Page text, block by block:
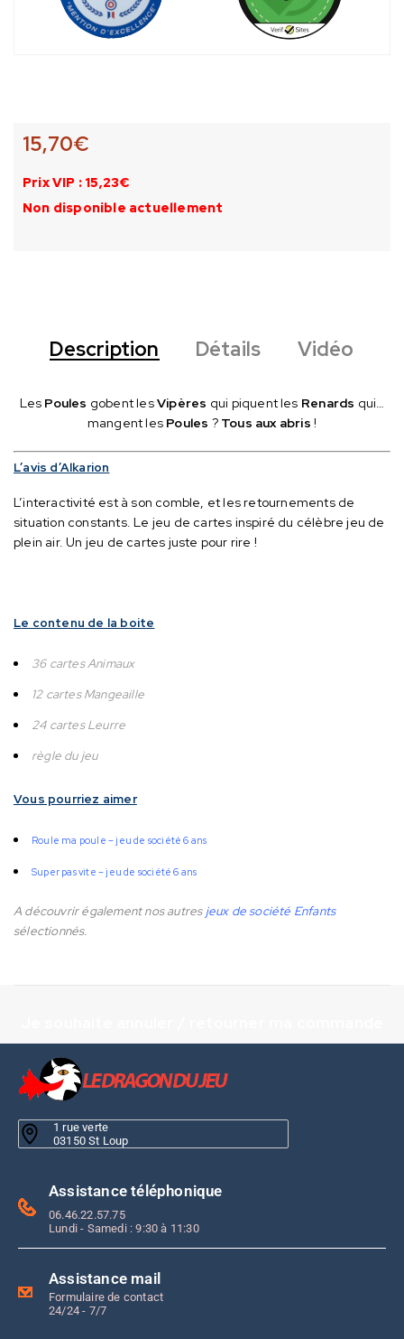
15,70€
Prix VIP : 15,23€
Non disponible actuellement
Description Détails Vidéo
Les Poules gobent lesVipères qui piquent les Renards qui…
mangent les Poules ? Tous aux abris !
L’avis d’Alkarion
L’interactivité est à son comble, et les retournements de
situation constants. Le jeu de cartes inspiré du célèbre jeu de
plein air. Un jeu de cartes juste pour rire !
Le contenu de la boite
36 cartes Animaux
12 cartes Mangeaille
24 cartes Leurre
règle du jeu
Vous pourriez aimer
Roule ma poule – jeu de société 6 ans
Super pas vite – jeu de société 6 ans
A découvrir également nos autresjeux de société Enfants
sélectionnés.
1 rue verte
03150 St Loup
Assistance téléphonique
06.46.22.57.75
Lundi - Samedi : 9:30 à 11:30
Assistance mail
Formulaire de contact
24/24 - 7/7